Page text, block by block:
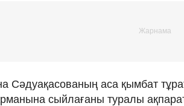
Сәдуақасованың аса қымбат
сыйлағаны туралы ақпарат